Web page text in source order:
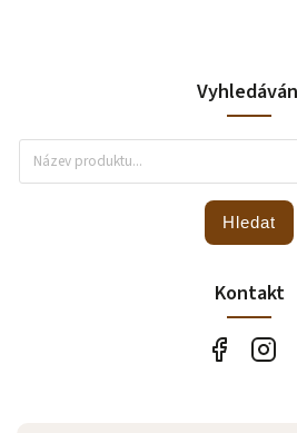
Hledat
Kontakt